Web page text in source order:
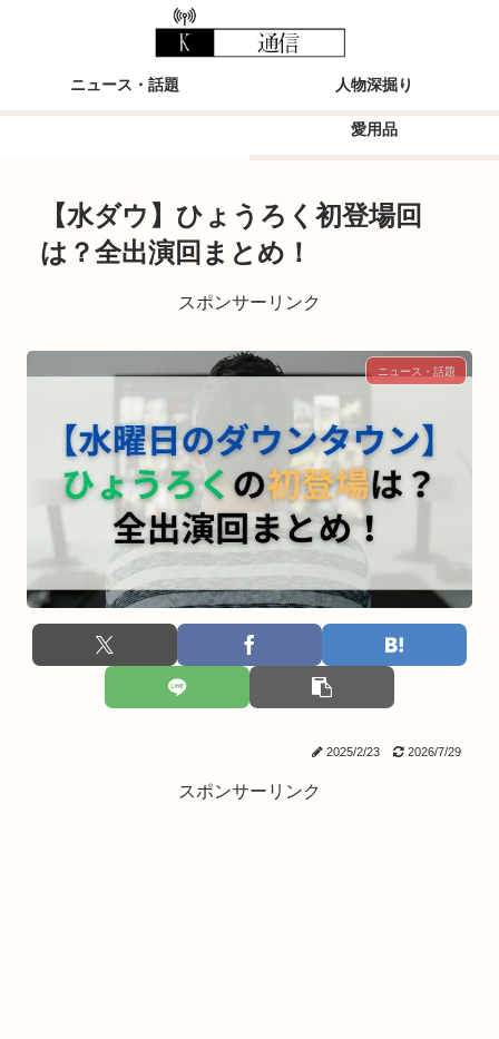
ニュース・話題 人物深掘り
愛用品
【水ダウ】ひょうろく初登場回
は？全出演回まとめ！
スポンサーリンク
ニュース・話題
2025/2/23 2026/7/29
スポンサーリンク